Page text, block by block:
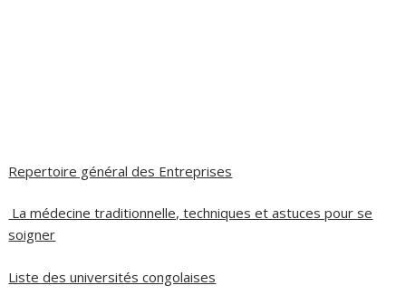
Repertoire général des Entreprises
La médecine traditionnelle, techniques et astuces pour se
soigner
Liste des universités congolaises